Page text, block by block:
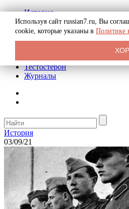
История
Биография
Криминал
Реклама на сайте
Тестостерон
Журналы
История
03/09/21
Используя сайт russian7.ru, Вы
cookie, которые указаны в Политике